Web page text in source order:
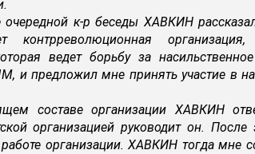
к-р беседы ХАВКИН
контрреволюционная организация,
ведет борьбу за
и предложил мне принять участие в
составе организации ХАВКИН
организацией руководит он. После
организации. ХАВКИН тогда мне